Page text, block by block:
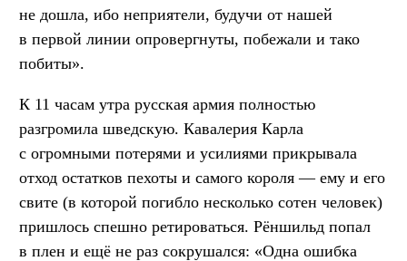
не дошла, ибо неприятели, будучи от нашей
в первой линии опровергнуты, побежали и тако
побиты».
К 11 часам утра русская армия полностью
разгромила шведскую. Кавалерия Карла
с огромными потерями и усилиями прикрывала
отход остатков пехоты и самого короля — ему и его
свите (в которой погибло несколько сотен человек)
пришлось спешно ретироваться. Рёншильд попал
в плен и ещё не раз сокрушался: «Одна ошибка